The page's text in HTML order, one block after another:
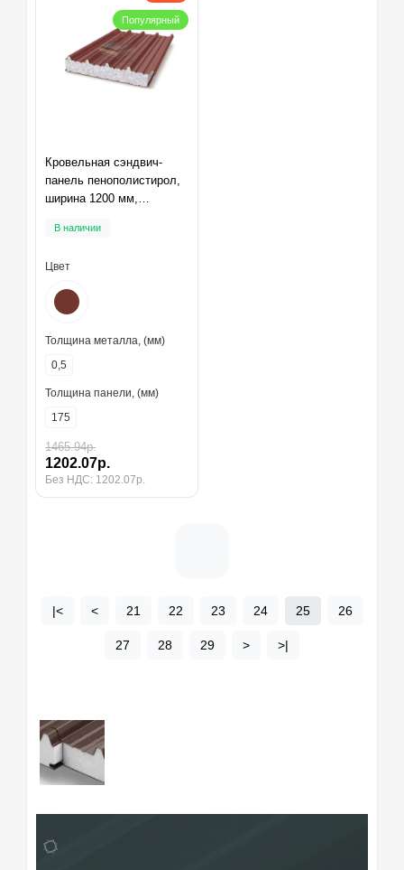
Популярный
Кровельная сэндвич-
панель пенополистирол,
ширина 1200 мм,
RAL3009
В наличии
Цвет
Толщина металла, (мм)
0,5
Толщина панели, (мм)
175
1465.94р.
1202.07р.
Без НДС: 1202.07р.
|< < 21 22 23 24 25 26
27 28 29 > >|